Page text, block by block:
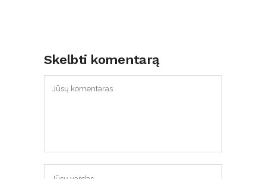
Skelbti komentarą